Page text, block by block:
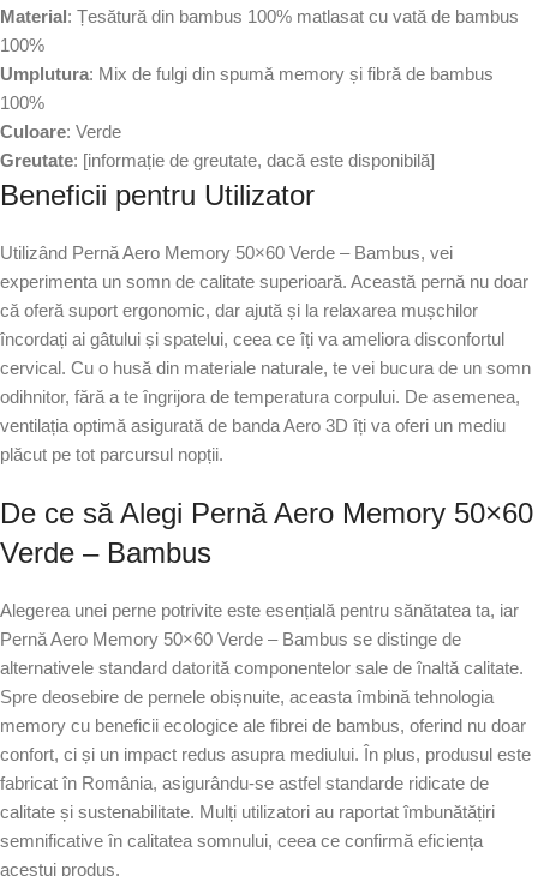
Material: Țesătură din bambus 100% matlasat cu vată de bambus
100%
Umplutura: Mix de fulgi din spumă memory și fibră de bambus
100%
Culoare: Verde
Greutate: [informație de greutate, dacă este disponibilă]
Beneficii pentru Utilizator
Utilizând Pernă Aero Memory 50×60 Verde – Bambus, vei
experimenta un somn de calitate superioară. Această pernă nu doar
că oferă suport ergonomic, dar ajută și la relaxarea mușchilor
încordați ai gâtului și spatelui, ceea ce îți va ameliora disconfortul
cervical. Cu o husă din materiale naturale, te vei bucura de un somn
odihnitor, fără a te îngrijora de temperatura corpului. De asemenea,
ventilația optimă asigurată de banda Aero 3D îți va oferi un mediu
plăcut pe tot parcursul nopții.
De ce să Alegi Pernă Aero Memory 50×60
Verde – Bambus
Alegerea unei perne potrivite este esențială pentru sănătatea ta, iar
Pernă Aero Memory 50×60 Verde – Bambus se distinge de
alternativele standard datorită componentelor sale de înaltă calitate.
Spre deosebire de pernele obișnuite, aceasta îmbină tehnologia
memory cu beneficii ecologice ale fibrei de bambus, oferind nu doar
confort, ci și un impact redus asupra mediului. În plus, produsul este
fabricat în România, asigurându-se astfel standarde ridicate de
calitate și sustenabilitate. Mulți utilizatori au raportat îmbunătățiri
semnificative în calitatea somnului, ceea ce confirmă eficiența
acestui produs.